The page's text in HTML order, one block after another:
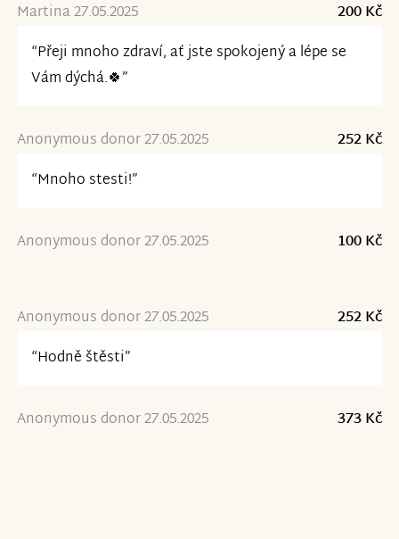
Martina 27.05.2025
200 Kč
“Přeji mnoho zdraví, ať jste spokojený a lépe se
Vám dýchá.🍀”
Anonymous donor 27.05.2025
252 Kč
“Mnoho stesti!”
Anonymous donor 27.05.2025 100 Kč
Anonymous donor 27.05.2025
252 Kč
“Hodně štěsti”
Anonymous donor 27.05.2025 373 Kč